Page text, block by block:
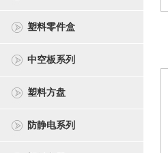
塑料零件盒
中空板系列
塑料方盘
防静电系列